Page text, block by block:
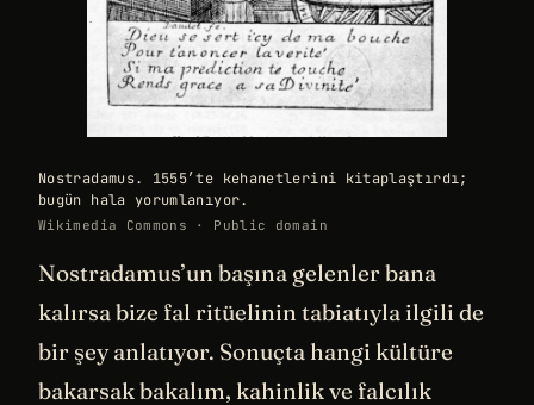
Nostradamus. 1555’te kehanetlerini kitaplaştırdı;
bugün hala yorumlanıyor.
Wikimedia Commons · Public domain
Nostradamus’un başına gelenler bana
kalırsa bize fal ritüelinin tabiatıyla ilgili de
bir şey anlatıyor. Sonuçta hangi kültüre
bakarsak bakalım, kahinlik ve falcılık